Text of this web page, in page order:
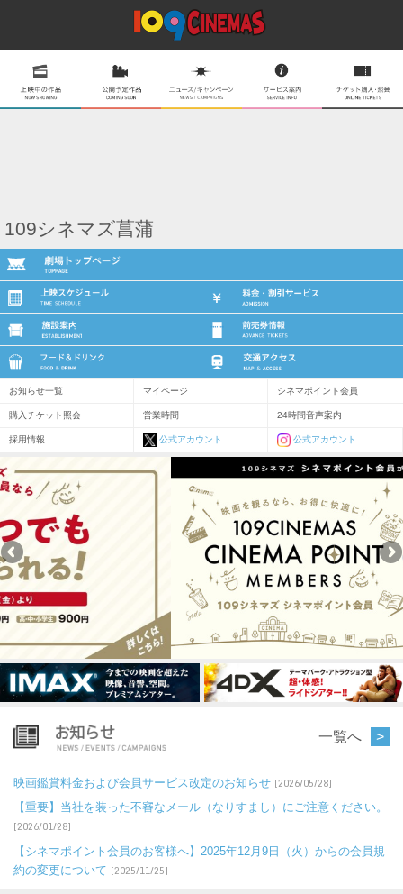
109シネマズ菖蒲
お知らせ一覧 マイページ シネマポイント会員
購入チケット照会 営業時間 24時間音声案内
採用情報 公式アカウント 公式アカウント
一覧へ
映画鑑賞料金および会員サービス改定のお知らせ [2026/05/28]
【重要】当社を装った不審なメール（なりすまし）にご注意ください。
[2026/01/28]
【シネマポイント会員のお客様へ】2025年12月9日（火）からの会員規
約の変更について [2025/11/25]